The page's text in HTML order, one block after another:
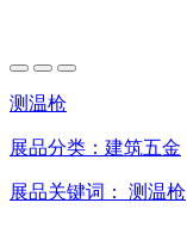
测温枪
展品分类： 建筑五金
展品关键词： 测温枪